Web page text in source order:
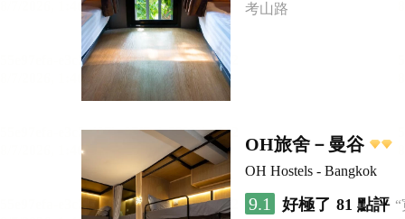
考山路
OH旅舍－曼谷
OH Hostels - Bangkok
9.1 好極了 81 點評